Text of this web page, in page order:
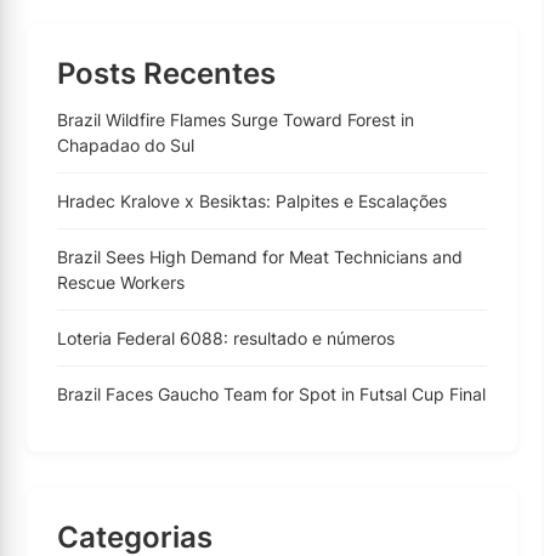
Posts Recentes
Brazil Wildfire Flames Surge Toward Forest in
Chapadao do Sul
Hradec Kralove x Besiktas: Palpites e Escalações
Brazil Sees High Demand for Meat Technicians and
Rescue Workers
Loteria Federal 6088: resultado e números
Brazil Faces Gaucho Team for Spot in Futsal Cup Final
Categorias